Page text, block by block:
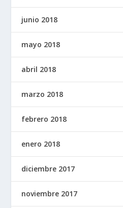
junio 2018
mayo 2018
abril 2018
marzo 2018
febrero 2018
enero 2018
diciembre 2017
noviembre 2017